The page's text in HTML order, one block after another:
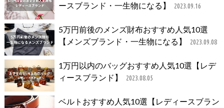
ースブランド・一生物になる】
2023.09.16
5万円前後のメンズ財布おすすめ人気10選
【メンズブランド・一生物になる】
2023.09.08
1万円以内のバッグおすすめ人気10選【レデ
ィースブランド】
2023.08.05
ベルトおすすめ人気10選【レディースブラン